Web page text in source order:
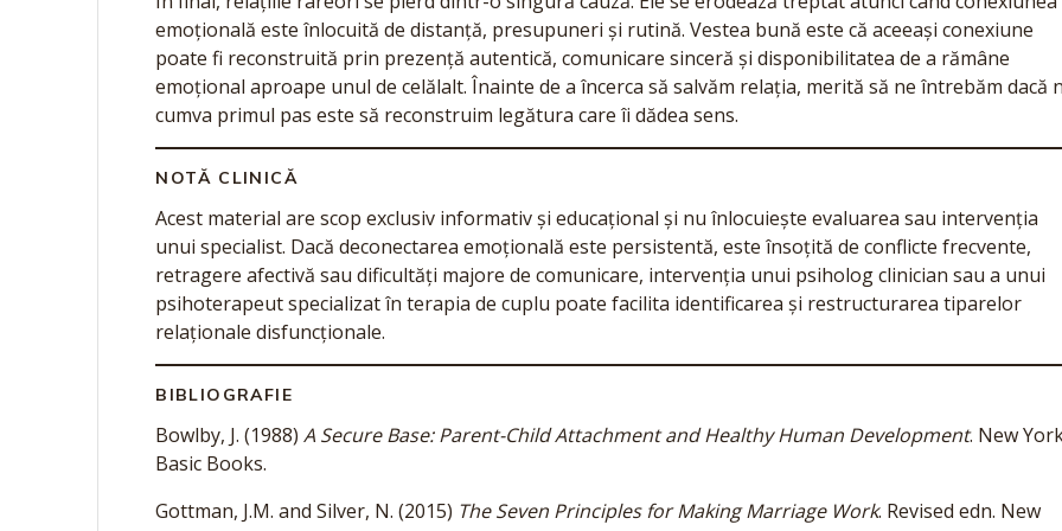
emoțională este înlocuită de distanță, presupuneri și rutină. Vestea bună este că aceeași conexiune
poate fi reconstruită prin prezență autentică, comunicare sinceră și disponibilitatea de a rămâne
emoțional aproape unul de celălalt. Înainte de a încerca să salvăm relația, merită să ne întrebăm dacă
cumva primul pas este să reconstruim legătura care îi dădea sens.
NOTĂ CLINICĂ
Acest material are scop exclusiv informativ și educațional și nu înlocuiește evaluarea sau intervenția
unui specialist. Dacă deconectarea emoțională este persistentă, este însoțită de conflicte frecvente,
retragere afectivă sau dificultăți majore de comunicare, intervenția unui psiholog clinician sau a unui
psihoterapeut specializat în terapia de cuplu poate facilita identificarea și restructurarea tiparelor
relaționale disfuncționale.
BIBLIOGRAFIE
Bowlby, J. (1988)A Secure Base: Parent-Child Attachment and Healthy Human Development. New
Basic Books.
Gottman, J.M. and Silver, N. (2015) The Seven Principles for Making Marriage Work. Revised edn. New